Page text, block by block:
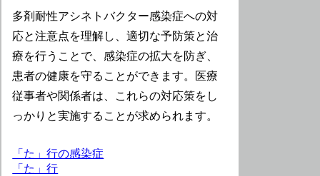
多剤耐性アシネトバクター感染症への対
応と注意点を理解し、適切な予防策と治
療を行うことで、感染症の拡大を防ぎ、
患者の健康を守ることができます。医療
従事者や関係者は、これらの対応策をし
っかりと実施することが求められます。
「た」行の感染症
「た」行